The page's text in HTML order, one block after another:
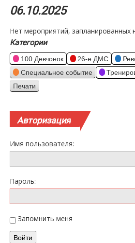
День
Год
06.10.2025
Нет мероприятий, запланированных
Категории
100 Девчонок 26-е ДМС
Специальное событие
Просмотр
Печати
Авторизация
Имя пользователя:
Пароль:
Запомнить меня
Войти